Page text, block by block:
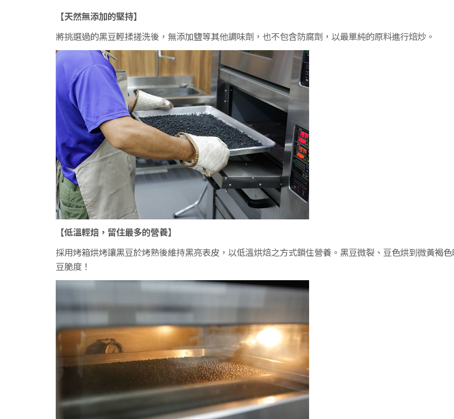
【天然無添加的堅持】
將挑選過的黑豆輕揉搓洗後，無添加鹽等其他調味劑，也不包含防腐劑，以最單純的原料進行焙炒。
【低溫輕焙，留住最多的營養】
採用烤箱烘烤讓黑豆於烤熟後維持黑亮表皮，以低溫烘焙之方式鎖住營養。黑豆微裂、豆色烘到微黃褐
豆脆度！